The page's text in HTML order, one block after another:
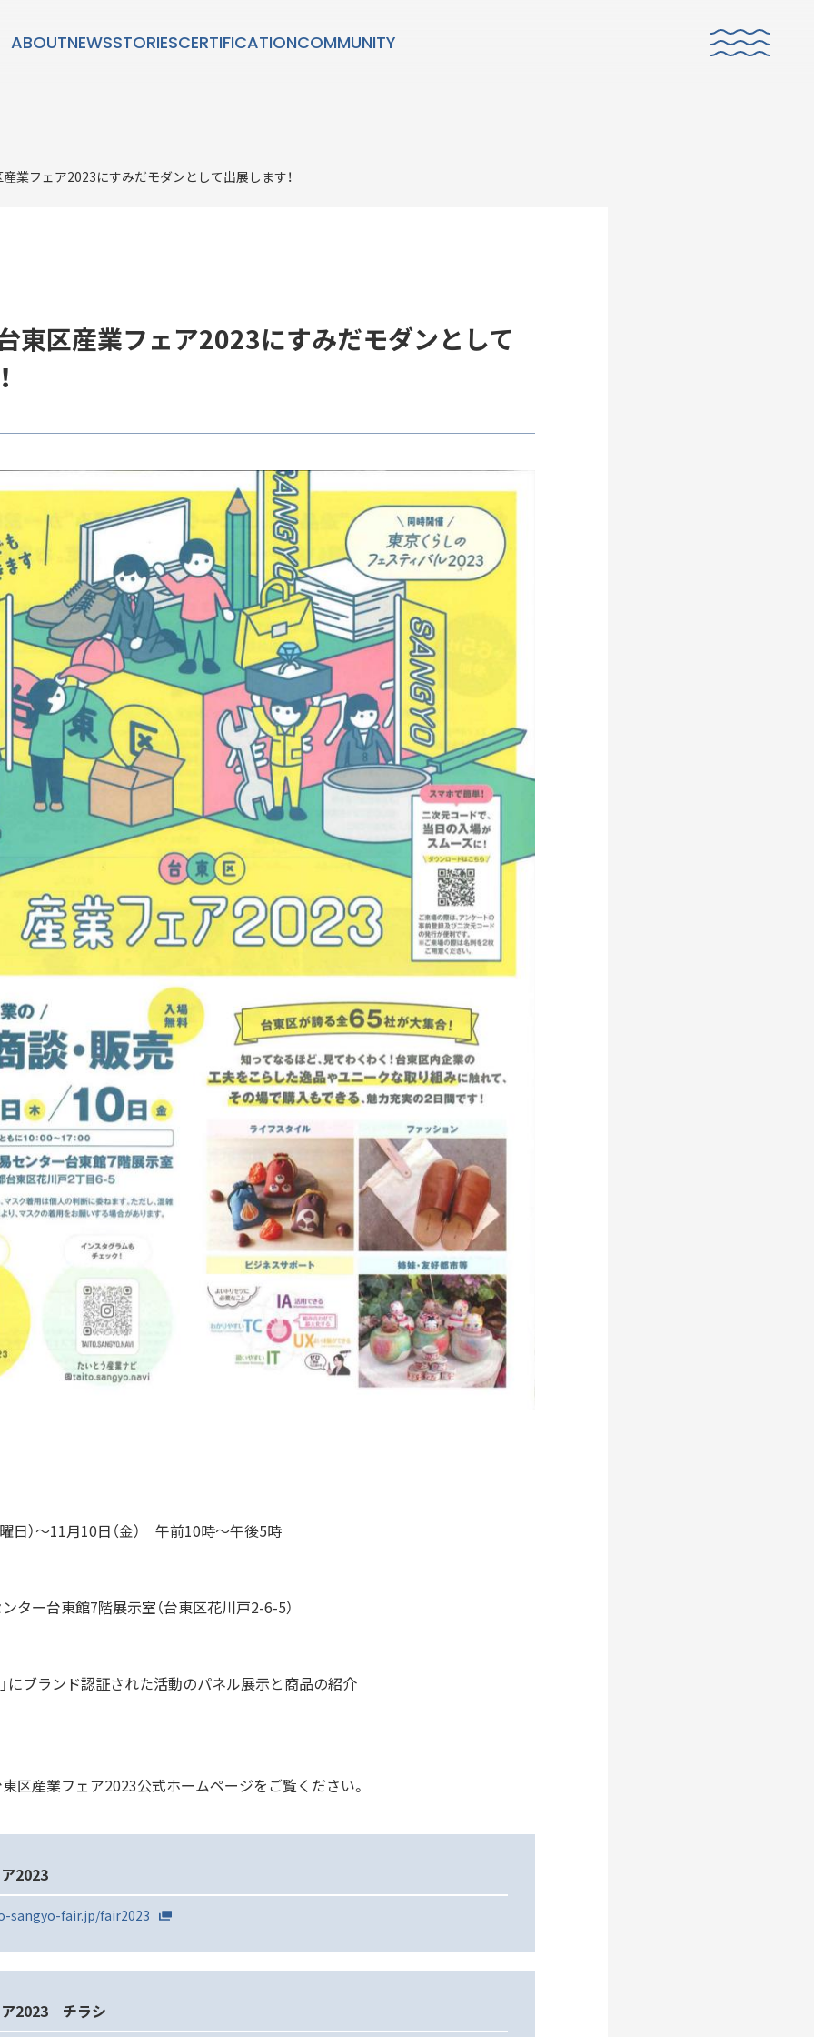
ABOUTNEWSSTORIESCERTIFICATIONCOMMUNITY
商品
証飲食店メニュー
ー
ORIGINALITY DIVERSITY
VISION
構想
LEARNING
育成
HISTORY
KEYWORDS
フラッグシップ商品開発
SDGs コラボレーター
コラボレーション グッドデザイン賞
すみだ3M運動 フロンティアすみだ塾
クラウドファンディング 職人
ベストオブすみだモダン
CERTIFICATION COMMUNITY
産業フェア2023にすみだモダンとして出展します！
東区産業フェア2023にすみだモダンとして
日）～11月10日（金） 午前10時～午後5時
ター台東館7階展示室（台東区花川戸2-6-5）
にブランド認証された活動のパネル展示と商品の紹介
区産業フェア2023公式ホームページをご覧ください。
2023
sangyo-fair.jp/fair2023
ア2023 チラシ